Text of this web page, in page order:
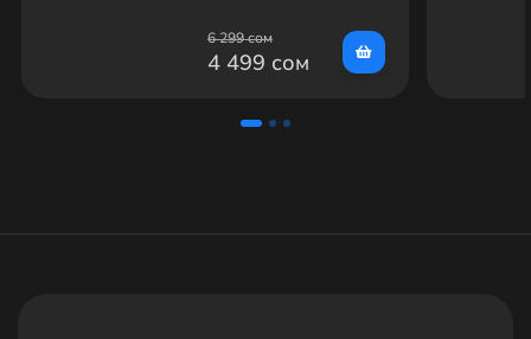
6 299 сом
4 499 сом